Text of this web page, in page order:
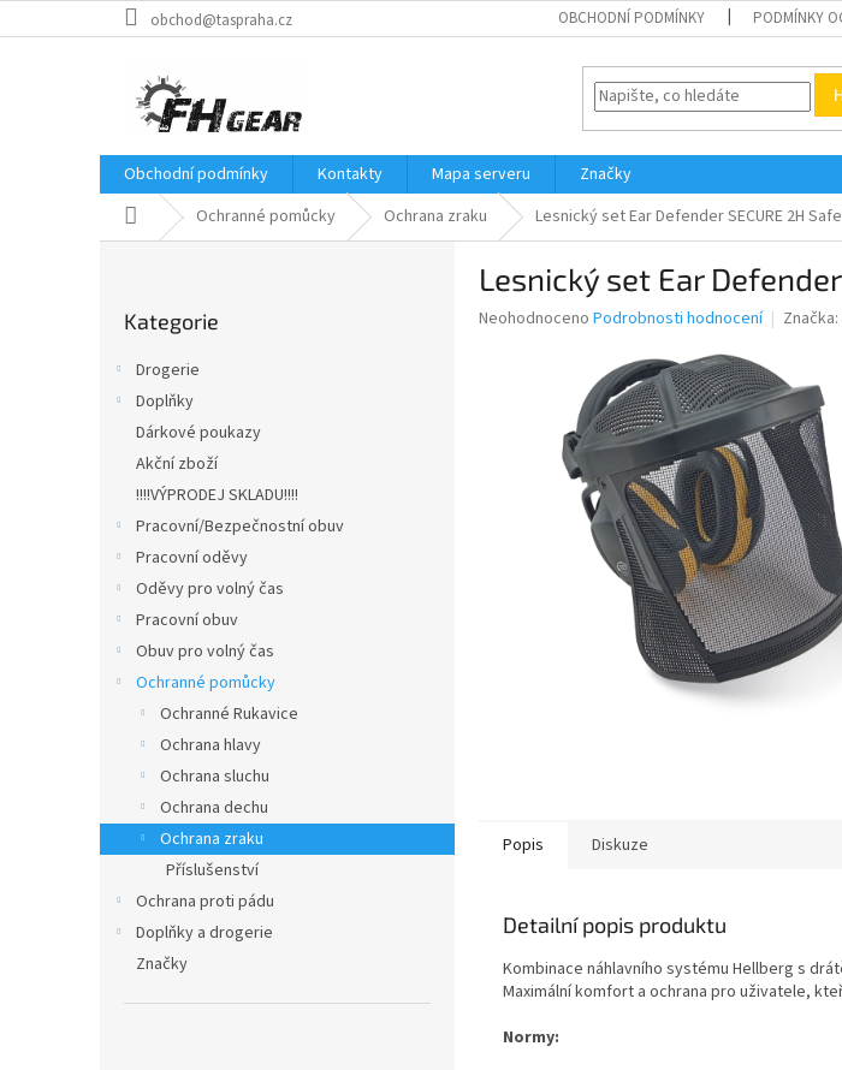
na
obchod@taspraha.cz OBCHODNÍ PODMÍNKY PODMÍNKY
Obchodní podmínky Kontakty Mapa serveru
Značky
Domů Ochranné pomůcky Ochrana zraku Lesnický set Ear Defender SECURE 2H
kategorie
Kategorie
Drogerie
Doplňky
Dárkové poukazy
Akční zboží
!!!!VÝPRODEJ SKLADU!!!!
Pracovní/Bezpečnostní obuv
Pracovní oděvy
Oděvy pro volný čas
Pracovní obuv
Obuv pro volný čas
Ochranné pomůcky
Ochranné Rukavice
Ochrana hlavy
Ochrana sluchu
Ochrana dechu
Ochrana zraku
Příslušenství
Ochrana proti pádu
Doplňky a drogerie
Značky
Lesnický set Ear Defender
Průměrné
Neohodnoceno Podrobnosti hodnocení Značka:
Popis Diskuze
Detailní popis produktu
Kombinace náhlavního systému Hellberg s
Maximální komfort a ochrana pro uživatele,
Normy: